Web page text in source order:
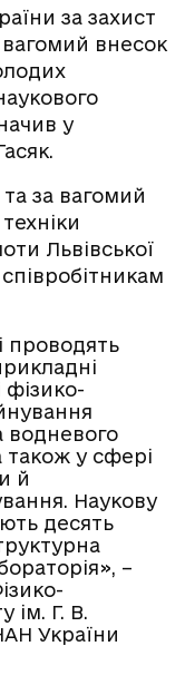
за захист
внесок
у
за вагомий
Львівської
проводять
фізико-
водневого
також у сфері
й
Наукову
десять
–
ім. Г. В.
України